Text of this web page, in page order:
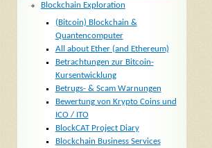
Blockchain Exploration
(Bitcoin) Blockchain &
Quantencomputer
All about Ether (and Ethereum)
Betrachtungen zur Bitcoin-
Kursentwicklung
Betrugs- & Scam Warnungen
Bewertung von Krypto Coins und
ICO / ITO
BlockCAT Project Diary
Blockchain Business Services